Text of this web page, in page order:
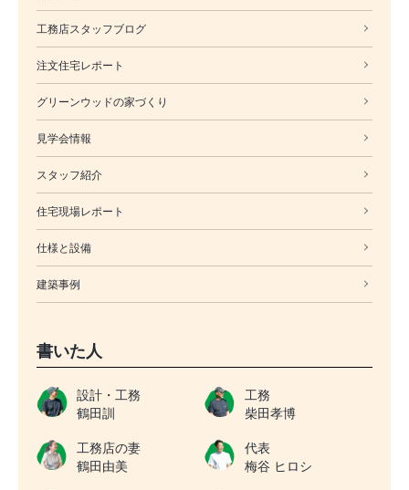
工務店スタッフブログ
注文住宅レポート
グリーンウッドの家づくり
見学会情報
スタッフ紹介
住宅現場レポート
仕様と設備
建築事例
書いた人
設計・工務
鶴田訓
工務
柴田孝博
工務店の妻
鶴田由美
代表
梅谷 ヒロシ